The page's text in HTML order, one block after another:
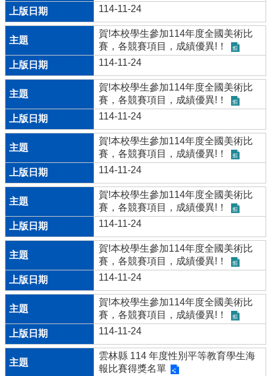
動
要
點
出
版
教
材
庫
載
建
置
借
用
機
制
保
管
辦
法
動
載
具
使
114-11-24
賀!本校學生參加114年度全國美術比
賽，各競賽項目，成績優異!！
114-11-24
賀!本校學生參加114年度全國美術比
賽，各競賽項目，成績優異!！
114-11-24
賀!本校學生參加114年度全國美術比
賽，各競賽項目，成績優異!！
114-11-24
賀!本校學生參加114年度全國美術比
賽，各競賽項目，成績優異!！
114-11-24
賀!本校學生參加114年度全國美術比
賽，各競賽項目，成績優異!！
114-11-24
賀!本校學生參加114年度全國美術比
賽，各競賽項目，成績優異!！
114-11-24
雲林縣 114 年度性別平等教育學生海
報比賽得獎名單